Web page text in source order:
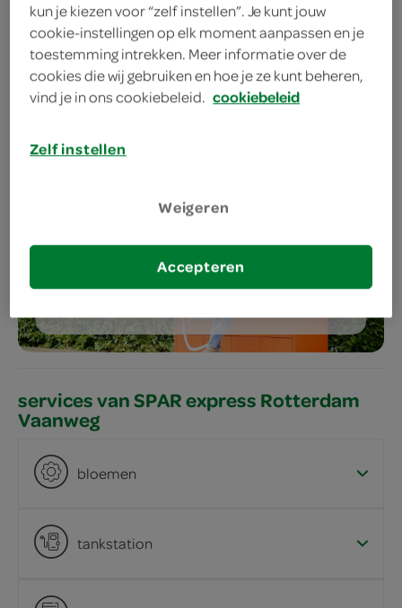
aanbiedingen
bestellen
meer services
services van SPAR express Rotterdam
Vaanweg
bloemen
tankstation
kun je kiezen voor “zelf instellen”. Je kunt jouw
cookie-instellingen op elk moment aanpassen en je
toestemming intrekken. Meer informatie over de
cookies die wij gebruiken en hoe je ze kunt beheren,
vind je in ons cookiebeleid. cookiebeleid
Zelf instellen
Weigeren
Accepteren